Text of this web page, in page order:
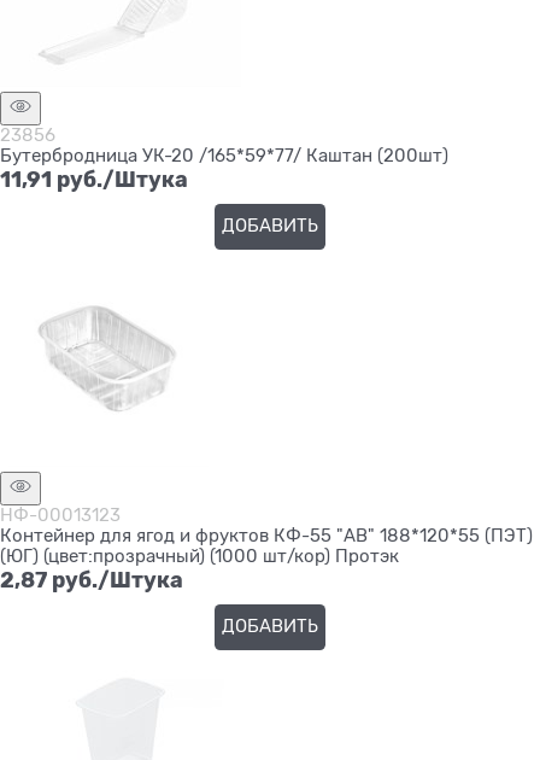
23856
Бутербродница УК-20 /165*59*77/ Каштан (200шт)
11,91 руб./Штука
ДОБАВИТЬ
НФ-00013123
Контейнер для ягод и фруктов КФ-55 "АВ" 188*120*55 (ПЭТ)
(ЮГ) (цвет:прозрачный) (1000 шт/кор) Протэк
2,87 руб./Штука
ДОБАВИТЬ